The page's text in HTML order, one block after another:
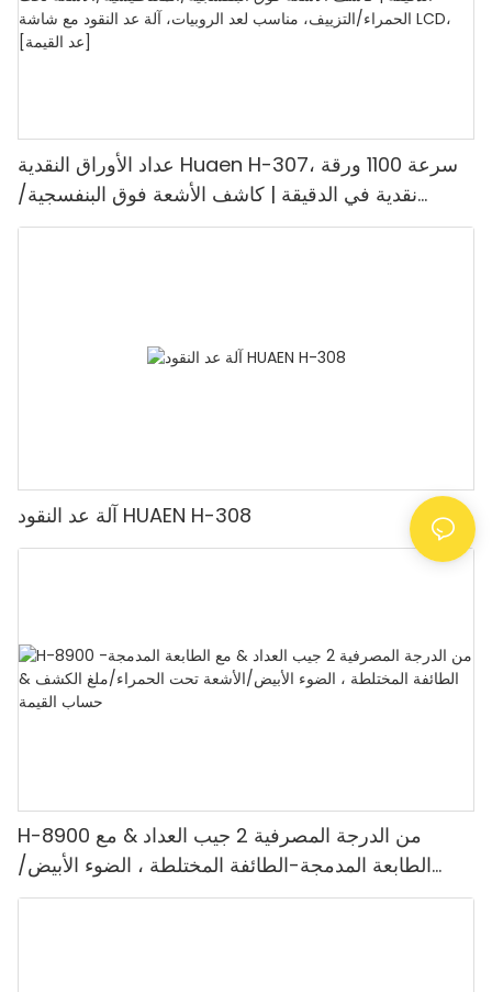
عداد الأوراق النقدية Huaen H-307، سرعة 1100 ورقة
نقدية في الدقيقة | كاشف الأشعة فوق البنفسجية/
المغناطيسية/الأشعة تحت الحمراء/التزييف، مناسب لعد
آلة عد النقود HUAEN H-308
H-8900 من الدرجة المصرفية 2 جيب العداد & مع
الطابعة المدمجة-الطائفة المختلطة ، الضوء الأبيض/
الأشعة تحت الحمراء/ملغ الكشف & حساب القيمة